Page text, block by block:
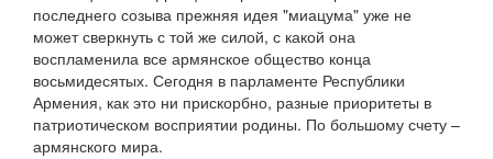
последнего созыва прежняя идея "миацума" уже не
может сверкнуть с той же силой, с какой она
воспламенила все армянское общество конца
восьмидесятых. Сегодня в парламенте Республики
Армения, как это ни прискорбно, разные приоритеты в
патриотическом восприятии родины. По большому счету –
армянского мира.